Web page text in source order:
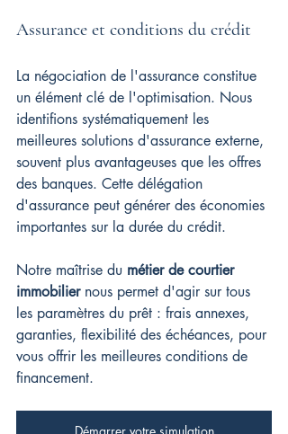
Assurance et conditions du crédit
La négociation de l'assurance constitue
un élément clé de l'optimisation. Nous
identifions systématiquement les
meilleures solutions d'assurance externe,
souvent plus avantageuses que les offres
des banques. Cette délégation
d'assurance peut générer des économies
importantes sur la durée du crédit.
Notre maîtrise du métier de courtier
immobilier nous permet d'agir sur tous
les paramètres du prêt : frais annexes,
garanties, flexibilité des échéances, pour
vous offrir les meilleures conditions de
financement.